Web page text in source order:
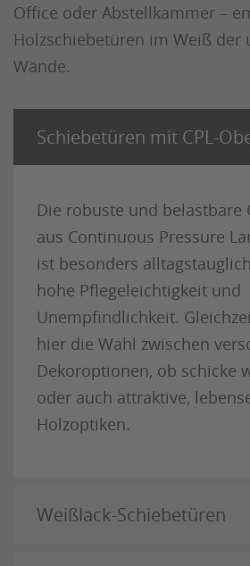
Office oder Abstellkammer –
Holzschiebetüren im Weiß der
Wände.
Schiebetüren mit CPL-
Die robuste und belastbare
aus Continuous Pressure
ist besonders
hohe Pflegeleichtigkeit und
Unempfindlichkeit.
hier die Wahl zwischen
Dekoroptionen, ob schicke
oder auch attraktive,
Holzoptiken.
Weißlack-Schiebetüren